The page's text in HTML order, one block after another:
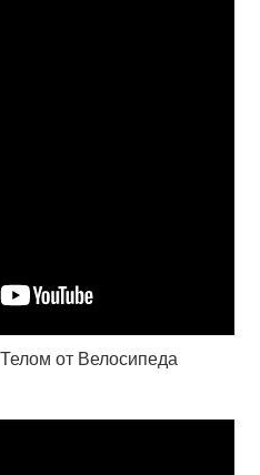
от Велосипеда